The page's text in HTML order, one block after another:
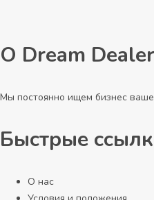
О Dream
Мы постоянно ищем бизнес
Быстрые
О нас